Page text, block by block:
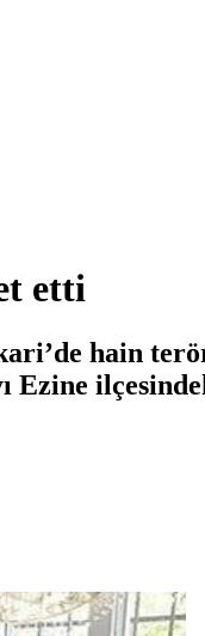
etti
hain